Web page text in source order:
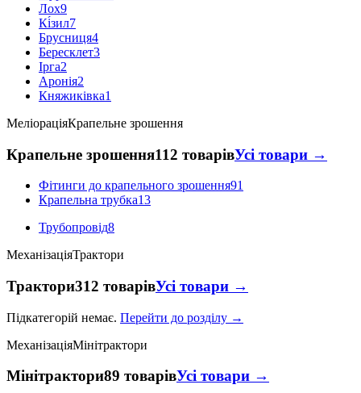
Лох9
Кі́зил7
Брусниця4
Бересклет3
Ірга2
Аронія2
Княжиківка1
МеліораціяКрапельне зрошення
Крапельне зрошення112 товарівУсі товари →
Фітинги до крапельного зрошення91
Крапельна трубка13
Трубопровід8
МеханізаціяТрактори
Трактори312 товарівУсі товари →
Підкатегорій немає. Перейти до розділу →
МеханізаціяМінітрактори
Мінітрактори89 товарівУсі товари →